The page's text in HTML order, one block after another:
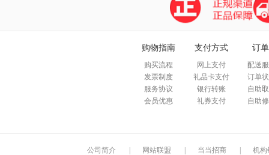
购物指南
购买流程
发票制度
服务协议
会员优惠
支付方式
网上支付
礼品卡支付
银行转账
礼券支付
订
配送
订单
自助
自助
公司简介 网站联盟 当当招商 机构